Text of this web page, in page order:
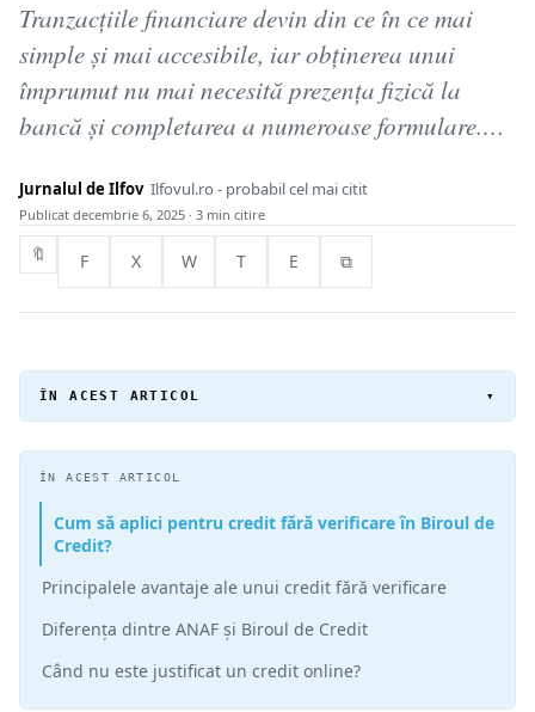
Tranzacțiile financiare devin din ce în ce mai
simple și mai accesibile, iar obținerea unui
împrumut nu mai necesită prezența fizică la
bancă și completarea a numeroase formulare.…
Jurnalul de Ilfov Ilfovul.ro - probabil cel mai citit
Publicat decembrie 6, 2025 · 3 min citire
🔖 F X W T E ⧉
ÎN ACEST ARTICOL ▾
ÎN ACEST ARTICOL
Cum să aplici pentru credit fără verificare în Biroul de
Credit?
Principalele avantaje ale unui credit fără verificare
Diferența dintre ANAF și Biroul de Credit
Când nu este justificat un credit online?